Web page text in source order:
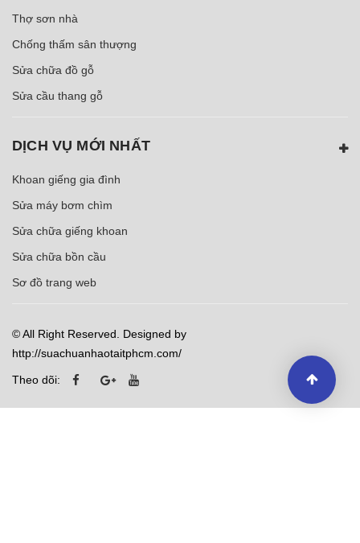
Thợ sơn nhà
Chống thấm sân thượng
Sửa chữa đồ gỗ
Sửa cầu thang gỗ
DỊCH VỤ MỚI NHẤT
Khoan giếng gia đình
Sửa máy bơm chìm
Sửa chữa giếng khoan
Sửa chữa bồn cầu
Sơ đồ trang web
© All Right Reserved. Designed by
http://suachuanhaotaitphcm.com/
Theo dõi: